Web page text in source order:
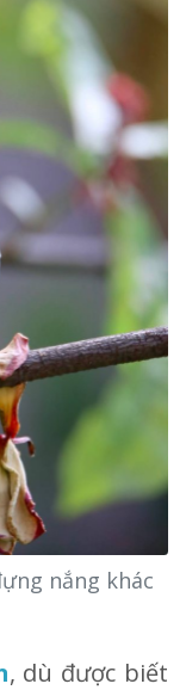
nắng khác
, dù được biết